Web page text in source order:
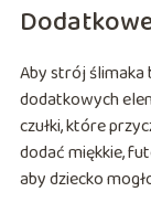
Aby strój ślimaka
dodatkowych
czułki, które
dodać miękkie,
aby dziecko